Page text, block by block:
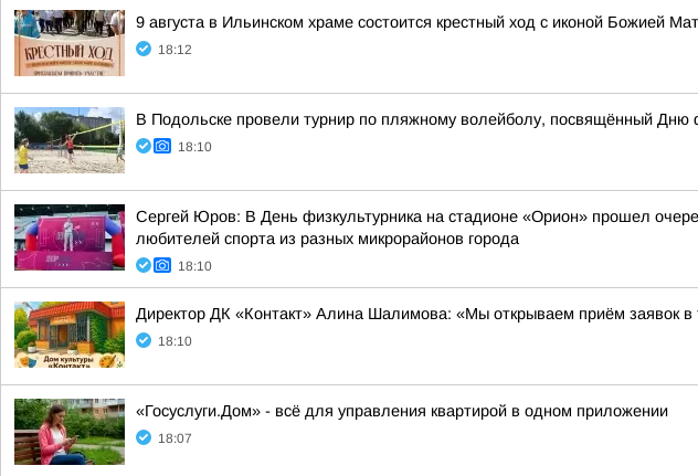
9 августа в Ильинском храме состоится крестный ход с иконой Божией
18:12
В Подольске провели турнир по пляжному волейболу, посвящённый Дню
18:10
Сергей Юров: В День физкультурника на стадионе «Орион» прошел
любителей спорта из разных микрорайонов города
18:10
Директор ДК «Контакт» Алина Шалимова: «Мы открываем приём заявок в
18:10
«Госуслуги.Дом» - всё для управления квартирой в одном приложении
18:07